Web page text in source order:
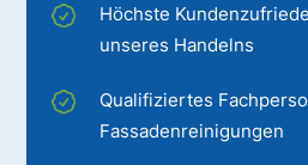
Höchste
unseres Handelns
Qualifiziertes
Fassadenreinigungen